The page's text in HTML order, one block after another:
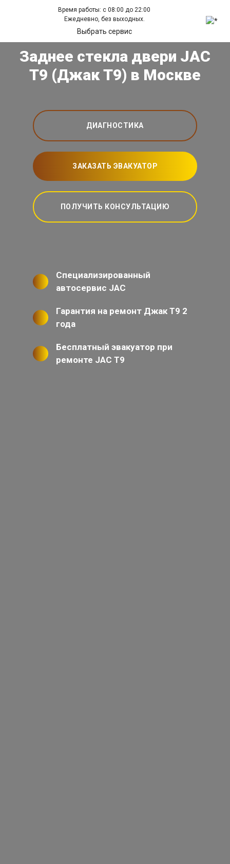
Время работы: с 08:00 до 22:00
Ежедневно, без выходных.
Выбрать сервис
Заднее стекла двери JAC
T9 (Джак Т9) в Москве
ДИАГНОСТИКА
ЗАКАЗАТЬ ЭВАКУАТОР
ПОЛУЧИТЬ КОНСУЛЬТАЦИЮ
Специализированный
автосервис JAC
Гарантия на ремонт Джак Т9 2
года
Бесплатный эвакуатор при
ремонте JAC T9